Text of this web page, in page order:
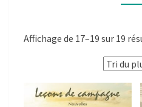
Affichage de 17–19 sur 19